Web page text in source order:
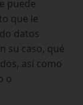
puede
que le
datos
su caso, qué
así como
o